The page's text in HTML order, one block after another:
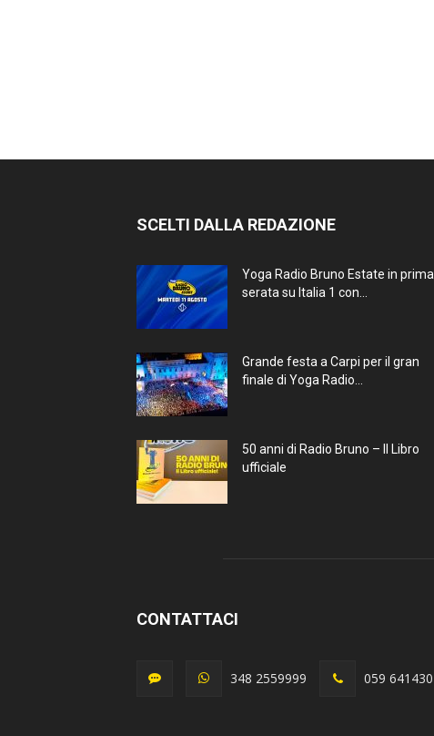
SCELTI DALLA REDAZIONE
Yoga Radio Bruno Estate in prima
serata su Italia 1 con...
Grande festa a Carpi per il gran
finale di Yoga Radio...
50 anni di Radio Bruno – Il Libro
ufficiale
CONTATTACI
348 2559999 059 641430